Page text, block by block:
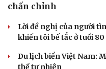
chấn chỉnh
Lời đề nghị của người
khiến tôi bế tắc ở tuổi 80
Du lịch biển Việt Nam:
thế tự nhiên